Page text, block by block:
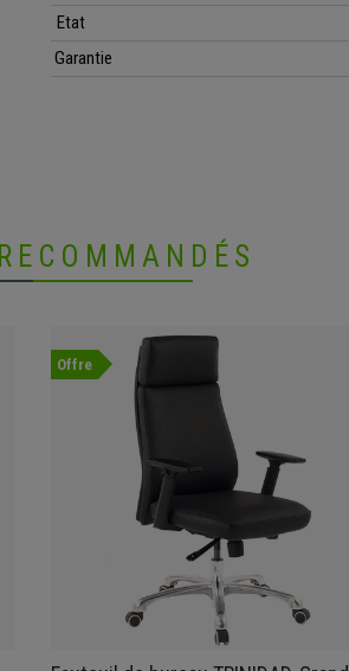
Etat
Garantie
RECOMMANDÉS
Offre